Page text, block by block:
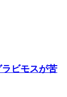
ビモスが苦